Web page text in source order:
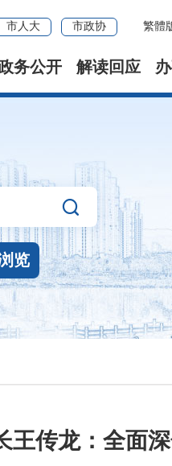
市人大 市政协 繁體
务公开 解读回应

览
王传龙：全面